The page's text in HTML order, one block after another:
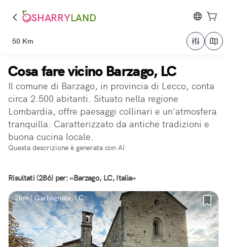
SHARRYLAND
50 Km
Cosa fare vicino Barzago, LC
Il comune di Barzago, in provincia di Lecco, conta
circa 2.500 abitanti. Situato nella regione
Lombardia, offre paesaggi collinari e un'atmosfera
tranquilla. Caratterizzato da antiche tradizioni e
buona cucina locale.
Questa descrizione è generata con AI
Risultati (286) per: «Barzago, LC, Italia»
2km | Garbagnate, LC